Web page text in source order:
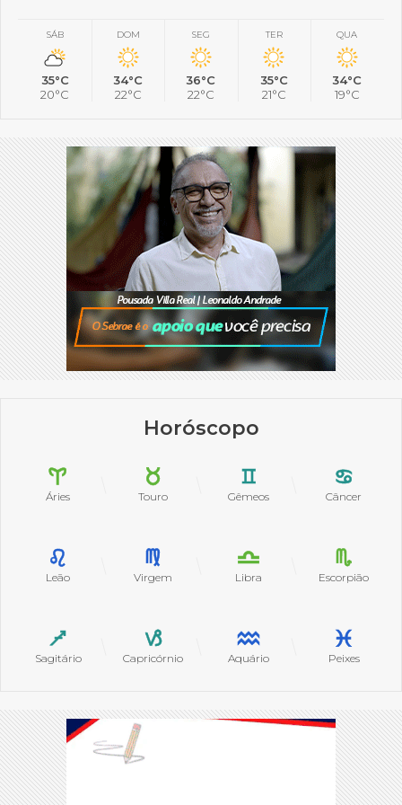
SÁB
35°C
20°C
DOM
34°C
22°C
SEG
36°C
22°C
TER
35°C
21°C
QUA
34°C
19°C
Horóscopo
Áries Touro Gêmeos Câncer
Leão Virgem Libra Escorpião
Sagitário Capricórnio Aquário Peixes